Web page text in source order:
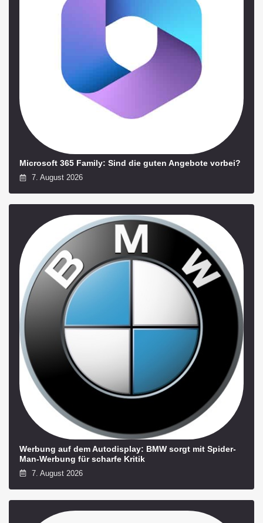
Microsoft 365 Family: Sind die guten Angebote vorbei?
7. August 2026
Werbung auf dem Autodisplay: BMW sorgt mit Spider-
Man-Werbung für scharfe Kritik
7. August 2026